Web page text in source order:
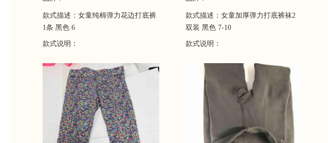
款式描述：女童纯棉弹力花边打底裤
1条 黑色 6
款式说明：
款式描述：女童加厚弹力打底裤袜2
双装 黑色 7-10
款式说明：